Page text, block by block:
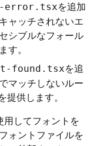
error.tsxを追加
ャッチされないエ
シブルなフォール
す。
found.tsxを追
マッチしないルー
提供します。
してフォントを
ォントファイルを